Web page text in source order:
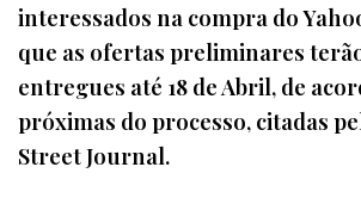
interessados na compra do
que as ofertas preliminares
entregues até 18 de Abril, de
próximas do processo, citadas
Street Journal.